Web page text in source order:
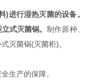
)进行湿热灭菌的设备。
式灭菌锅。制作原种、
灭菌锅(灭菌柜)。
生产的保障。